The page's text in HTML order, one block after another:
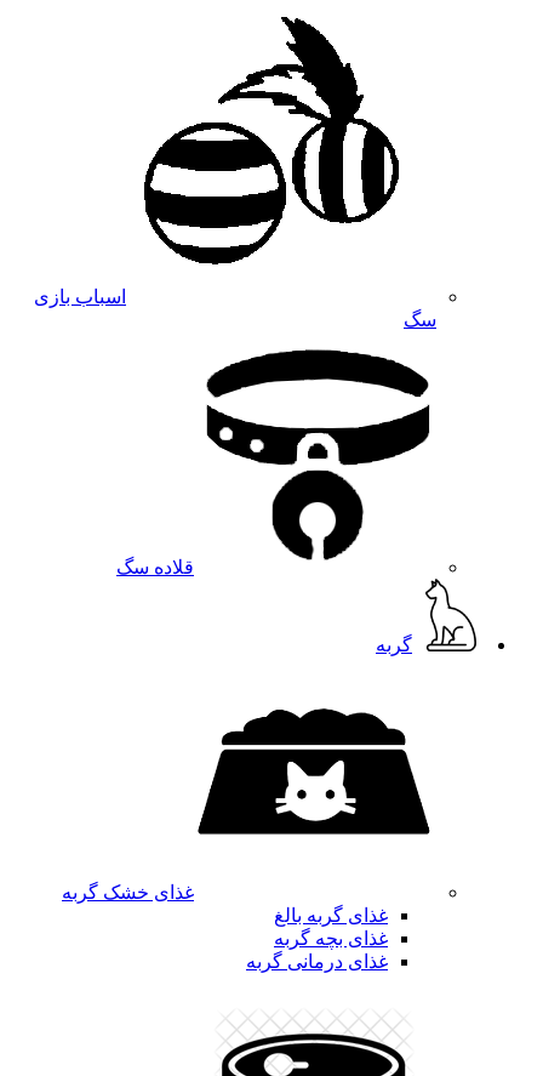
اسباب بازی
سگ
قلاده سگ
گربه
غذای خشک گربه
غذای گربه بالغ
غذای بچه گربه
غذای درمانی گربه